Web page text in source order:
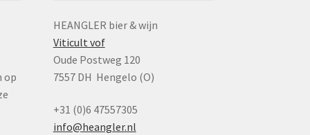
op
HEANGLER bier & wijn
Viticult vof
Oude Postweg 120
7557 DH Hengelo (O)
+31 (0)6 47557305
info@heangler.nl